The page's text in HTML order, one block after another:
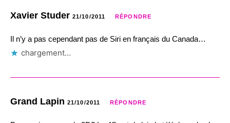
Xavier Studer 21/10/2011 RÉPONDRE
Il n’y a pas cependant pas de Siri en français du Canada…
chargement…
Grand Lapin 21/10/2011 RÉPONDRE